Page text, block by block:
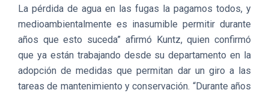
La pérdida de agua en las fugas la pagamos todos, y
medioambientalmente es inasumible permitir durante
años que esto suceda” afirmó Kuntz, quien confirmó
que ya están trabajando desde su departamento en la
adopción de medidas que permitan dar un giro a las
tareas de mantenimiento y conservación. “Durante años